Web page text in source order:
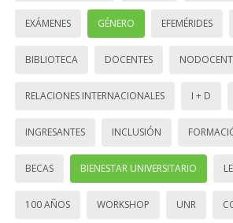
EXÁMENES GÉNERO EFEMÉRIDES
BIBLIOTECA DOCENTES
RELACIONES INTERNACIONALES I + D
INGRESANTES INCLUSIÓN
BECAS BIENESTAR UNIVERSITARIO
100 AÑOS WORKSHOP UNR